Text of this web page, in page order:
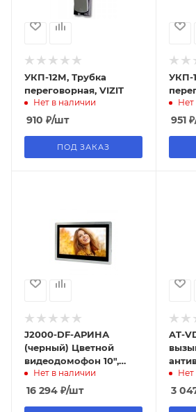
УКП-12М, Трубка
переговорная, VIZIT
Нет в наличии
910 ₽/шт
ПОД ЗАКАЗ
УКП-
Нет
951₽
J2000-DF-АРИНА
(черный) Цветной
видеодомофон 10",
AHD/PAL
Нет в наличии
16 294 ₽/шт
AT-
Нет
3